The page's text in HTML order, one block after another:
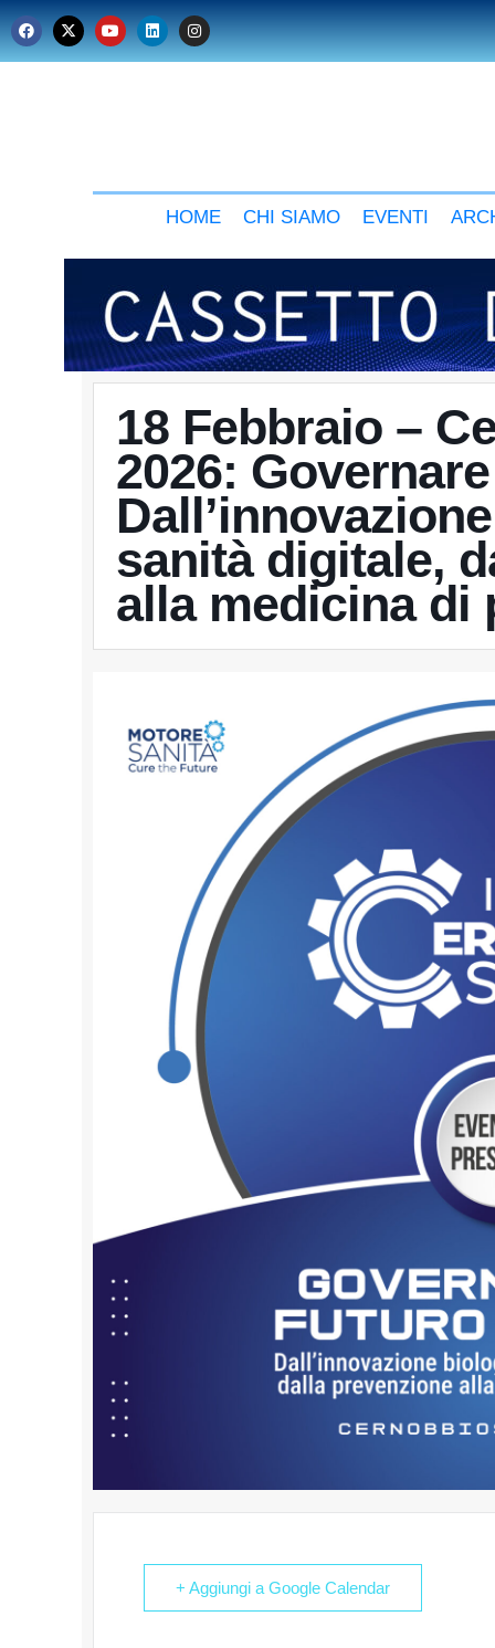
HOME CHI SIAMO EVENTI
18 Febbraio –
2026:
sanità digitale,
alla medicina di
+ Aggiungi a Google Calendar